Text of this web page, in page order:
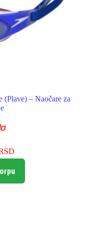
(Plave) – Naočare za